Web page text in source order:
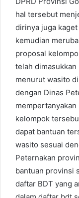
hal tersebut
dirinya juga
kemudian
proposal
telah
menurut wasito
dengan Dinas
mempertanyakan
kelompok
dapat bantuan
wasito sesuai
Peternakan
bantuan provinsi
daftar BDT yang